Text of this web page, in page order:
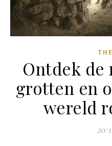
Ontdek de
grotten en
wereld
20/